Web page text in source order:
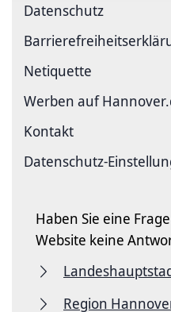
Datenschutz
Netiquette
Werben auf
Kontakt
Datenschutz-
Haben Sie eine
Website keine
Region